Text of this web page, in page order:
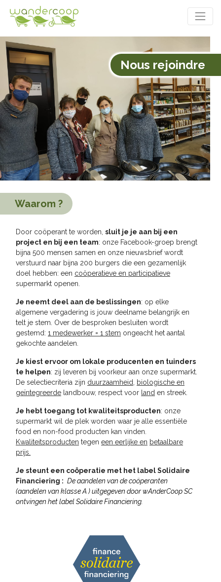
Nous rejoindre
Waarom ?
Door coöperant te worden, sluit je je aan bij een
project en bij een team: onze Facebook-groep brengt
bijna 500 mensen samen en onze nieuwsbrief wordt
verstuurd naar bijna 200 burgers die een gezamenlijk
doel hebben: een coöperatieve en participatieve
supermarkt openen
Je neemt deel aan de beslissingen: op elke
algemene vergadering is jouw deelname belangrijk en
telt je stem. Over de besproken besluiten wordt
gestemd: 1 medewerker = 1 stem ongeacht het aantal
gekochte aandelen
Je kiest ervoor om lokale producenten en tuinders
te helpen: zij leveren bij voorkeur aan onze supermarkt.
De selectiecriteria zijn duurzaamheid
biologische en
geïntegreerde landbouw, respect voor land en streek
Je hebt toegang tot kwaliteitsproducten: onze
supermarkt wil de plek worden waar je alle essentiële
food en non-food producten kan vinden.
Kwaliteitsproducten tegen een eerlijke en betaalbare
prijs
Je steunt een coöperatie met het label Solidaire
Financiering : De aandelen van de coöperanten
(aandelen van klasse A ) uitgegeven door wAnderCoop SC
ontvingen het label Solidaire Financiering.